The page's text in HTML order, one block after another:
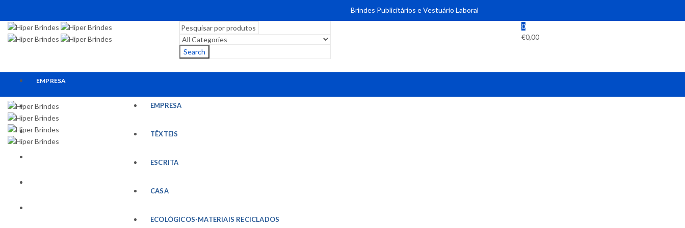
Brindes Publicitários e Vestuário Laboral
Search
0
€0,00
EMPRESA
TÊXTEIS
ESCRITA
EMPRESA
TÊXTEIS
ESCRITA
CASA
ECOLÓGICOS-MATERIAIS RECICLADOS